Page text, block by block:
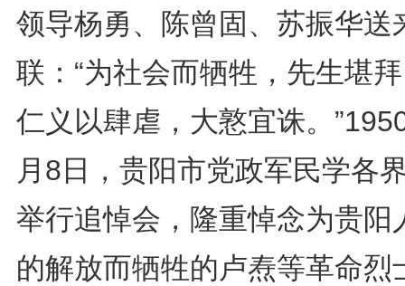
领导杨勇、陈曾固、苏振华送
联：“为社会而牺牲，先生堪
仁义以肆虐，大憝宜诛。
月8日，贵阳市党政军民学各
举行追悼会，隆重悼念为贵阳
的解放而牺牲的卢焘等革命烈